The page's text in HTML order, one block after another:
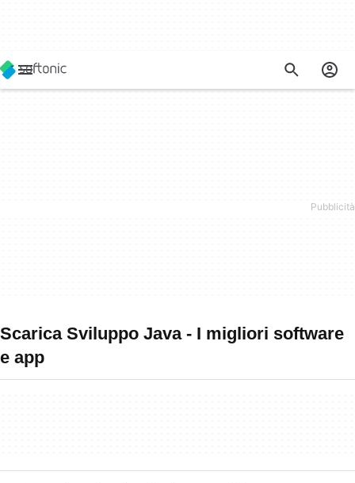
Scarica Sviluppo Java - I migliori software
e app